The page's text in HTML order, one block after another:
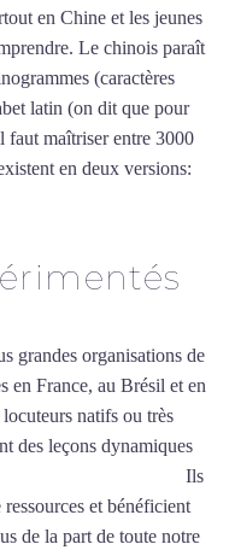
en Chine et les jeunes
Le chinois paraît
(caractères
latin (on dit que pour
faut maîtriser entre 3000
en deux versions:
grandes organisations de
en France, au Brésil et en
natifs ou très
des leçons dynamiques
Ils
et bénéficient
de la part de toute notre